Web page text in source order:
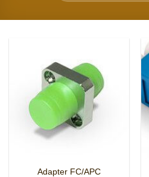
Adapter FC/APC